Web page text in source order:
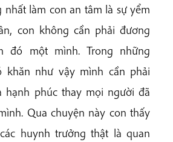
làm con an tâm là sự yểm
con không cần phải đương
đó một mình. Trong những
khăn như vậy mình cần phải
hạnh phúc thay mọi người đã
Qua chuyện này con thấy
huynh trưởng thật là quan